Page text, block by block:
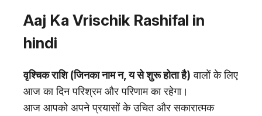
Aaj Ka Vrischik Rashifal in
hindi
वृश्चिक राशि (जिनका नाम न, य से शुरू होता है) वालों के लिए
आज का दिन परिश्रम और परिणाम का रहेगा।
आज आपको अपने प्रयासों के उचित और सकारात्मक